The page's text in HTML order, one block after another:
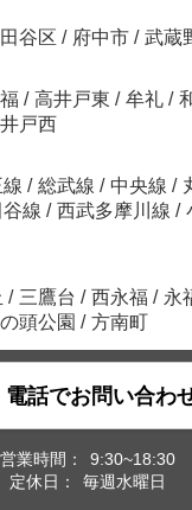
谷区 / 府中市 / 武蔵
/ 高井戸東 / 牟礼 /
戸西
/ 総武線 / 中央線 /
線 / 西武多摩川線 /
/ 三鷹台 / 西永福 / 永
頭公園 / 方南町
電話でお問い合わ
営業時間：
9:30~18:30
定休日：
毎週水曜日